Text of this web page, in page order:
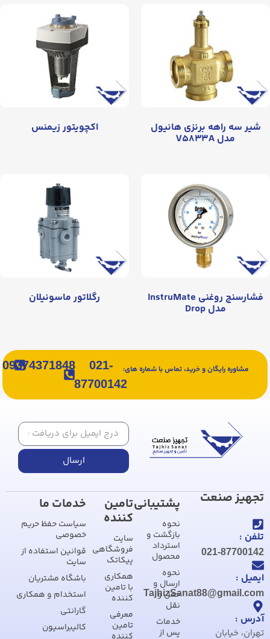
شیر سه راهه برنزی هانیول
مدل V۵۸۳۳A
اکچویتور زیمنس
فشارسنج روغنی InstruMate
مدل Drop
رگلاتور ماسونیلان
مشاوره رایگان و خرید، تماس با شماره های:
021-
87700142
09374371848
ارسال
تجهیز صنعت
تلفن :
021-87700142
ایمیل :
TajhizSanat88@gmail.com
آدرس :
تهران، خیابان
پشتیبانی
نحوه
بازگشت و
استرداد
محصول
نحوه
ارسال و
حمل و
نقل
خدمات
پس از
تامین
کننده
سایت
فروشگاهی
پیکاتک
همکاری
با تامین
کننده
معرفی
تامین
خدمات ما
سیاست حفظ حریم
خصوصی
قوانین استفاده از
سایت
باشگاه مشتریان
استخدام و همکاری
گارانتی
کالیبراسیون